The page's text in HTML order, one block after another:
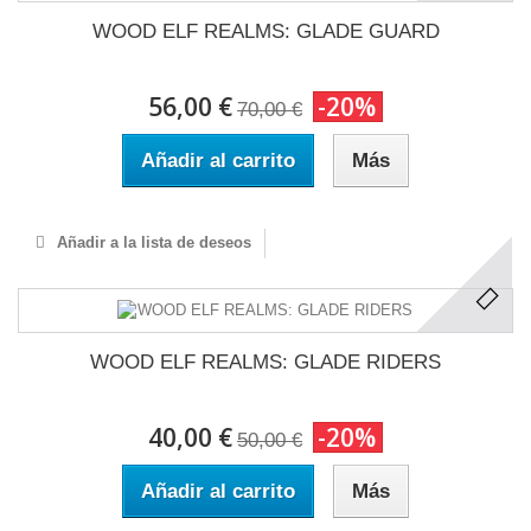
WOOD ELF REALMS: GLADE GUARD
56,00 € 70,00 € -20%
Añadir al carrito Más
Añadir a la lista de deseos
WOOD ELF REALMS: GLADE RIDERS
40,00 € 50,00 € -20%
Añadir al carrito Más